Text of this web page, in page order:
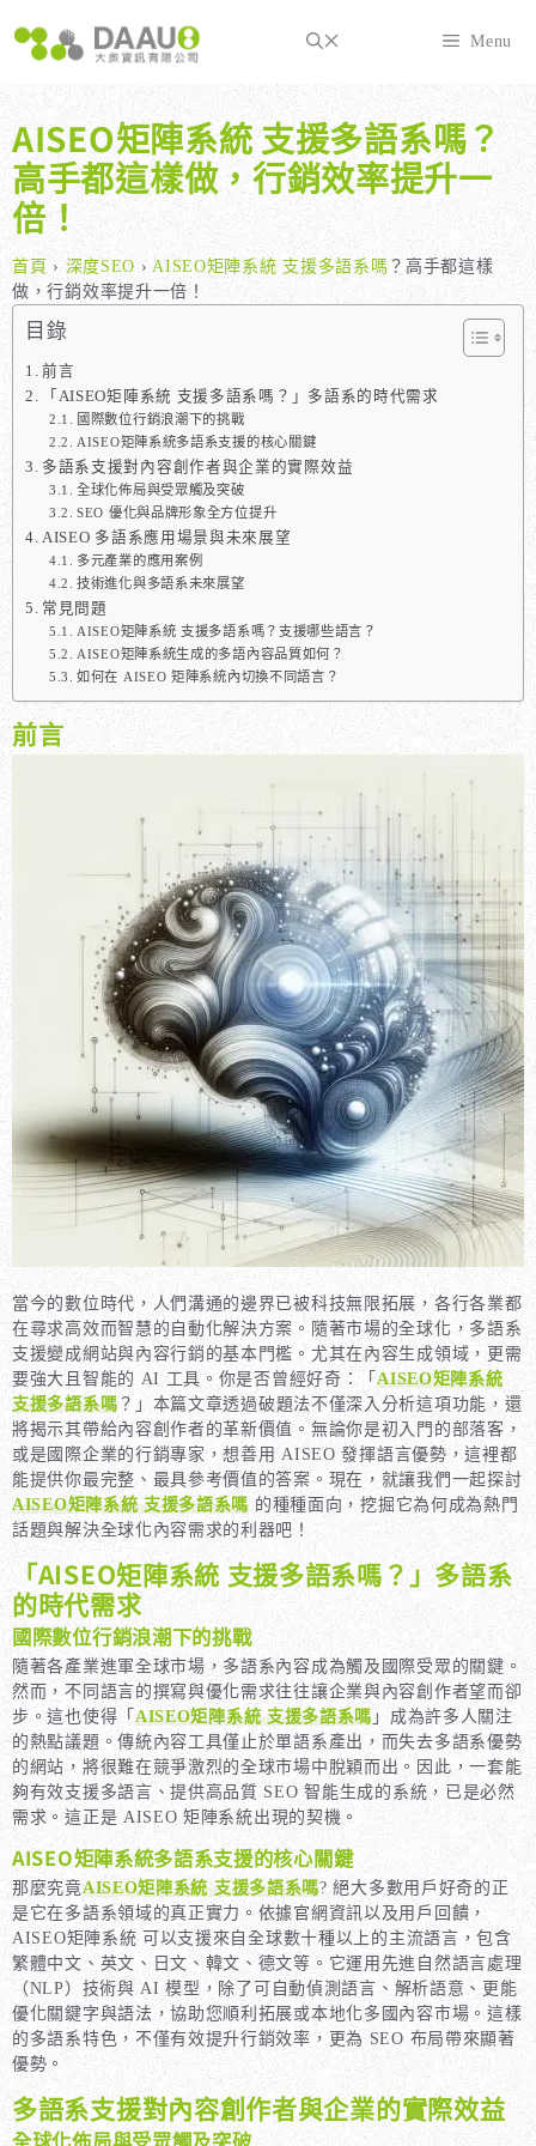
至
內
容
Menu
AISEO矩陣系統 支援多語系嗎？
高手都這樣做，行銷效率提升一
倍！
首頁 › 深度SEO › AISEO矩陣系統 支援多語系嗎 ？高手都這樣
做，行銷效率提升一倍！
目錄
前言
「AISEO矩陣系統 支援多語系嗎？」多語系的時代需求
國際數位行銷浪潮下的挑戰
AISEO矩陣系統多語系支援的核心關鍵
多語系支援對內容創作者與企業的實際效益
全球化佈局與受眾觸及突破
SEO 優化與品牌形象全方位提升
AISEO 多語系應用場景與未來展望
多元產業的應用案例
技術進化與多語系未來展望
常見問題
AISEO矩陣系統 支援多語系嗎？支援哪些語言？
AISEO矩陣系統生成的多語內容品質如何？
如何在 AISEO 矩陣系統內切換不同語言？
前言
當今的數位時代，人們溝通的邊界已被科技無限拓展，各行各業都
在尋求高效而智慧的自動化解決方案。隨著市場的全球化，多語系
支援變成網站與內容行銷的基本門檻。尤其在內容生成領域，更需
要強大且智能的 AI 工具。你是否曾經好奇：「AISEO矩陣系統
支援多語系嗎？」本篇文章透過破題法不僅深入分析這項功能，還
將揭示其帶給內容創作者的革新價值。無論你是初入門的部落客，
或是國際企業的行銷專家，想善用 AISEO 發揮語言優勢，這裡都
能提供你最完整、最具參考價值的答案。現在，就讓我們一起探討
AISEO矩陣系統 支援多語系嗎 的種種面向，挖掘它為何成為熱門
話題與解決全球化內容需求的利器吧！
「AISEO矩陣系統 支援多語系嗎？」多語系
的時代需求
國際數位行銷浪潮下的挑戰
隨著各產業進軍全球市場，多語系內容成為觸及國際受眾的關鍵。
然而，不同語言的撰寫與優化需求往往讓企業與內容創作者望而卻
步。這也使得「 AISEO矩陣系統 支援多語系嗎 」成為許多人關注
的熱點議題。傳統內容工具僅止於單語系產出，而失去多語系優勢
的網站，將很難在競爭激烈的全球市場中脫穎而出。因此，一套能
夠有效支援多語言、提供高品質 SEO 智能生成的系統，已是必然
需求。這正是 AISEO 矩陣系統出現的契機。
AISEO矩陣系統多語系支援的核心關鍵
那麼究竟AISEO矩陣系統 支援多語系嗎? 絕大多數用戶好奇的正
是它在多語系領域的真正實力。依據官網資訊以及用戶回饋，
AISEO矩陣系統 可以支援來自全球數十種以上的主流語言，包含
繁體中文、英文、日文、韓文、德文等。它運用先進自然語言處理
（NLP）技術與 AI 模型，除了可自動偵測語言、解析語意、更能
優化關鍵字與語法，協助您順利拓展或本地化多國內容市場。這樣
的多語系特色，不僅有效提升行銷效率，更為 SEO 布局帶來顯著
優勢。
多語系支援對內容創作者與企業的實際效益
全球化佈局與受眾觸及突破